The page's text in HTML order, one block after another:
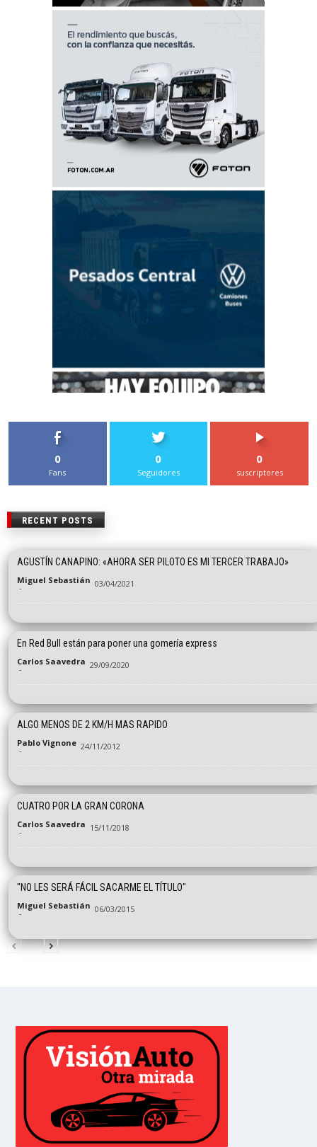
0
Fans
0
Seguidores
0
suscriptores
RECENT POSTS
AGUSTÍN CANAPINO: «AHORA SER PILOTO ES MI TERCER TRABAJO»
Miguel Sebastián
- 03/04/2021
En Red Bull están para poner una gomería express
Carlos Saavedra
- 29/09/2020
ALGO MENOS DE 2 KM/H MAS RAPIDO
Pablo Vignone
- 24/11/2012
CUATRO POR LA GRAN CORONA
Carlos Saavedra
- 15/11/2018
"NO LES SERÁ FÁCIL SACARME EL TÍTULO"
Miguel Sebastián
- 06/03/2015